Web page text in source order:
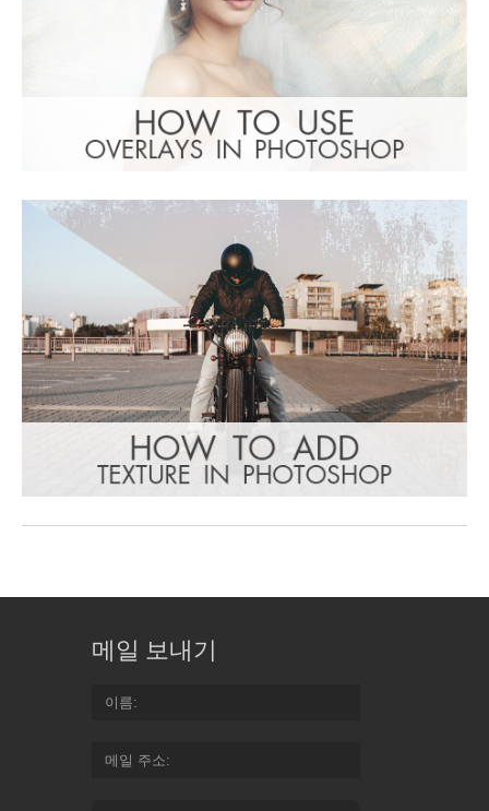
메일 보내기
이름
메일 주소